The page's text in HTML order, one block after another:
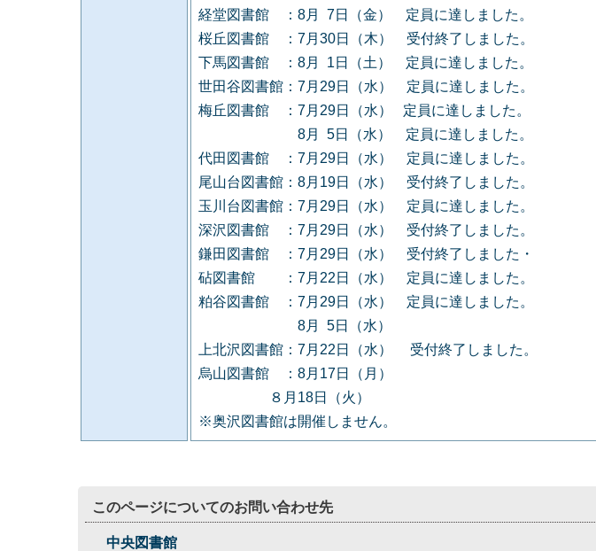
経堂図書館 ：8月 7日（金） 定員に達しました。
桜丘図書館 ：7月30日（木） 受付終了しました。
下馬図書館 ：8月 1日（土） 定員に達しました。
世田谷図書館：7月29日（水） 定員に達しました。
梅丘図書館 ：7月29日（水） 定員に達しました。
8月 5日（水） 定員に達しました。
代田図書館 ：7月29日（水） 定員に達しました。
尾山台図書館：8月19日（水） 受付終了しました。
玉川台図書館：7月29日（水） 定員に達しました。
深沢図書館 ：7月29日（水） 受付終了しました。
鎌田図書館 ：7月29日（水） 受付終了しました・
砧図書館 ：7月22日（水） 定員に達しました。
粕谷図書館 ：7月29日（水） 定員に達しました。
8月 5日（水）
上北沢図書館：7月22日（水） 受付終了しました。
烏山図書館 ：8月17日（月）
８月18日（火）
※奥沢図書館は開催しません。
このページについてのお問い合わせ先
中央図書館